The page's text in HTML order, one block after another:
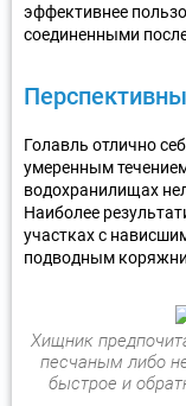
эффективнее
соединенными
Голавль отлично
умеренным
водохранилищах
Наиболее
участках с
подводным
Хищник
песчаным либо
быстрое и